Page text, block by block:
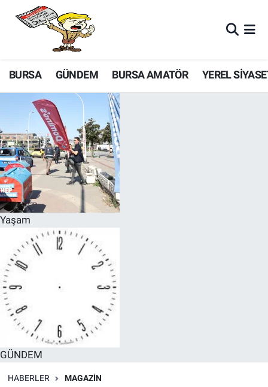
BURSA GÜNDEM BURSA AMATÖR YEREL
Yaşam
GÜNDEM
HABERLER MAGAZİN